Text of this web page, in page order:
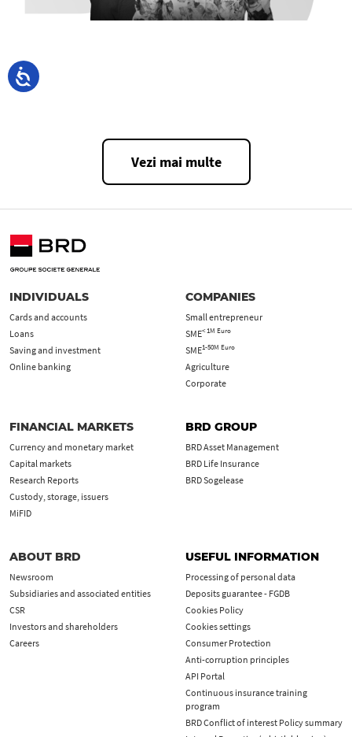
Vezi mai multe
INDIVIDUALS
Cards and accounts
Loans
Saving and investment
Online banking
COMPANIES
Small entrepreneur
SME< 1M Euro
SME1-50M Euro
Agriculture
Corporate
FINANCIAL MARKETS
Currency and monetary market
Capital markets
Research Reports
Custody, storage, issuers
MiFID
BRD GROUP
BRD Asset Management
BRD Life Insurance
BRD Sogelease
ABOUT BRD
Newsroom
Subsidiaries and associated entities
CSR
Investors and shareholders
Careers
USEFUL INFORMATION
Processing of personal data
Deposits guarantee - FGDB
Cookies Policy
Cookies settings
Consumer Protection
Anti-corruption principles
API Portal
Continuous insurance training
program
BRD Conflict of interest Policy summary